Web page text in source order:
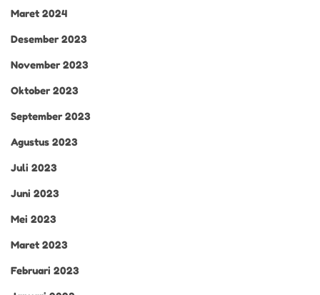
Maret 2024
Desember 2023
November 2023
Oktober 2023
September 2023
Agustus 2023
Juli 2023
Juni 2023
Mei 2023
Maret 2023
Februari 2023